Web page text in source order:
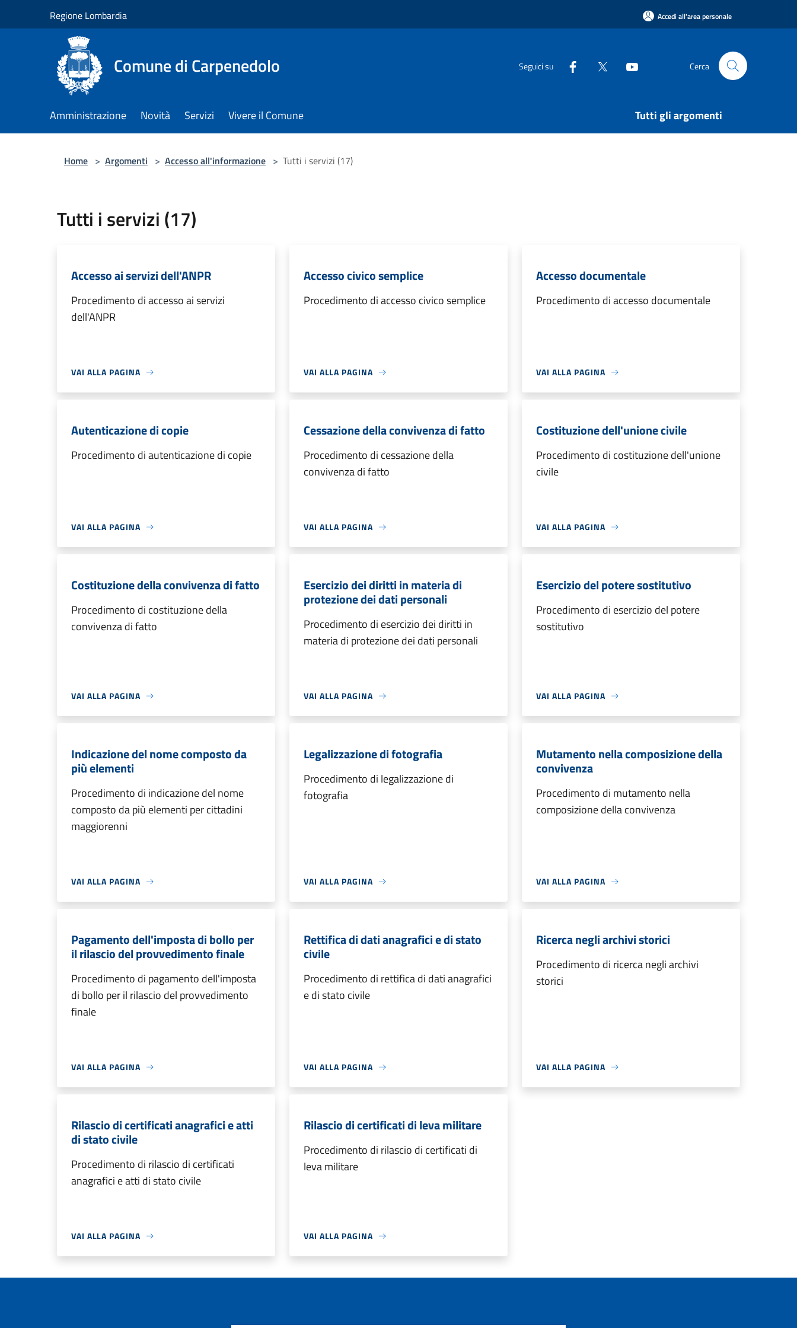
Regione Lombardia Accedi all'area personale
Comune di Carpenedolo Seguici su Cerca
Amministrazione Novità Servizi Vivere il Comune Tutti gli argomenti
Home > Argomenti > Accesso all'informazione > Tutti i servizi (17)
Tutti i servizi (17)
Accesso ai servizi dell'ANPR
Procedimento di accesso ai servizi
dell'ANPR
VAI ALLA PAGINA
Accesso civico semplice
Procedimento di accesso civico semplice
VAI ALLA PAGINA
Accesso documentale
Procedimento di accesso documentale
VAI ALLA PAGINA
Autenticazione di copie
Procedimento di autenticazione di copie
VAI ALLA PAGINA
Cessazione della convivenza di fatto
Procedimento di cessazione della
convivenza di fatto
VAI ALLA PAGINA
Costituzione dell'unione civile
Procedimento di costituzione dell'unione
civile
VAI ALLA PAGINA
Costituzione della convivenza di fatto
Procedimento di costituzione della
convivenza di fatto
VAI ALLA PAGINA
Esercizio dei diritti in materia di
protezione dei dati personali
Procedimento di esercizio dei diritti in
materia di protezione dei dati personali
VAI ALLA PAGINA
Esercizio del potere sostitutivo
Procedimento di esercizio del potere
sostitutivo
VAI ALLA PAGINA
Indicazione del nome composto da
più elementi
Procedimento di indicazione del nome
composto da più elementi per cittadini
maggiorenni
VAI ALLA PAGINA
Legalizzazione di fotografia
Procedimento di legalizzazione di
fotografia
VAI ALLA PAGINA
Mutamento nella composizione della
convivenza
Procedimento di mutamento nella
composizione della convivenza
VAI ALLA PAGINA
Pagamento dell'imposta di bollo per
il rilascio del provvedimento finale
Procedimento di pagamento dell'imposta
di bollo per il rilascio del provvedimento
finale
VAI ALLA PAGINA
Rettifica di dati anagrafici e di stato
civile
Procedimento di rettifica di dati anagrafici
e di stato civile
VAI ALLA PAGINA
Ricerca negli archivi storici
Procedimento di ricerca negli archivi
storici
VAI ALLA PAGINA
Rilascio di certificati anagrafici e atti
di stato civile
Procedimento di rilascio di certificati
anagrafici e atti di stato civile
VAI ALLA PAGINA
Rilascio di certificati di leva militare
Procedimento di rilascio di certificati di
leva militare
VAI ALLA PAGINA